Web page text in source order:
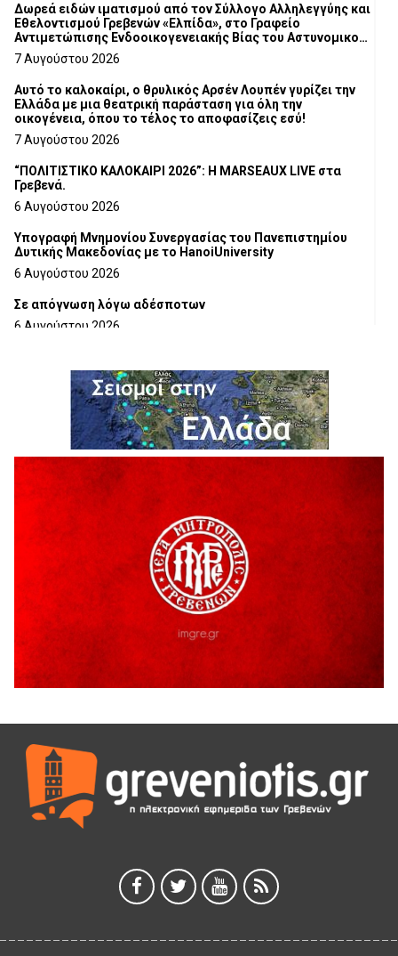
Δωρεά ειδών ιματισμού από τον Σύλλογο Αλληλεγγύης και
Εθελοντισμού Γρεβενών «Ελπίδα», στο Γραφείο
Αντιμετώπισης Ενδοοικογενειακής Βίας του Αστυνομικού
Τμήματος Γρεβενών
7 Αυγούστου 2026
Αυτό το καλοκαίρι, ο θρυλικός Αρσέν Λουπέν γυρίζει την
Ελλάδα με μια θεατρική παράσταση για όλη την
οικογένεια, όπου το τέλος το αποφασίζεις εσύ!
7 Αυγούστου 2026
“ΠΟΛΙΤΙΣΤΙΚΟ ΚΑΛΟΚΑΙΡΙ 2026”: Η MARSEAUX LIVE στα
Γρεβενά.
6 Αυγούστου 2026
Υπογραφή Μνημονίου Συνεργασίας του Πανεπιστημίου
Δυτικής Μακεδονίας με το HanoiUniversity
6 Αυγούστου 2026
Σε απόγνωση λόγω αδέσποτων
6 Αυγούστου 2026
6 Αυγούστου 2026
Ολοκληρώνεται η ασφαλτόστρωση της οδού Περιβόλι –
6 Αυγούστου 2026
H παραδοχή λαθών είναι (και) δύναμη
5 Αυγούστου 2026
Ο ΑΝΔΡΕΑΣ ΑΣΛΑΝΙΔΗΣ ΣΥΝΕΧΙΖΕΙ ΣΤΟΝ ΠΡΩΤΕΑ
ΓΡΕΒΕΝΩΝ
5 Αυγούστου 2026
Ευχαριστήριο Εκπολιτιστικού Συλλόγου Ταξιάρχη προς κ.
Παρασχάκη Αθανάσιο
5 Αυγούστου 2026
Διακοπή υδροδότησης του Α΄ κλάδου ύδρευσης
5 Αυγούστου 2026
Θερινό Σινεμά στο πλαίσιο του «Πολιτιστικού
Καλοκαιριού 2026» με την βραβευμένη ταινία «Μικρές
Ανάσες».
5 Αυγούστου 2026
5 Αυγούστου 2026